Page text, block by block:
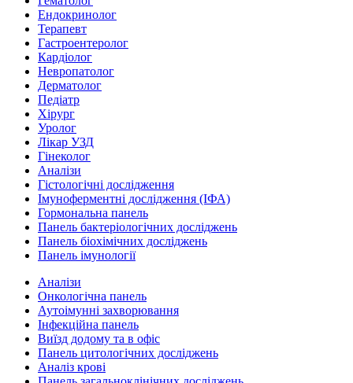
Ендокринолог
Терапевт
Гастроентеролог
Кардіолог
Невропатолог
Дерматолог
Педіатр
Хірург
Уролог
Лікар УЗД
Гінеколог
Аналізи
Гістологічні дослідження
Імуноферментні дослідження (ІФА)
Гормональна панель
Панель бактеріологічних досліджень
Панель біохімічних досліджень
Панель імунології
Аналізи
Онкологічна панель
Аутоімунні захворювання
Інфекційна панель
Виїзд додому та в офіс
Панель цитологічних досліджень
Аналіз крові